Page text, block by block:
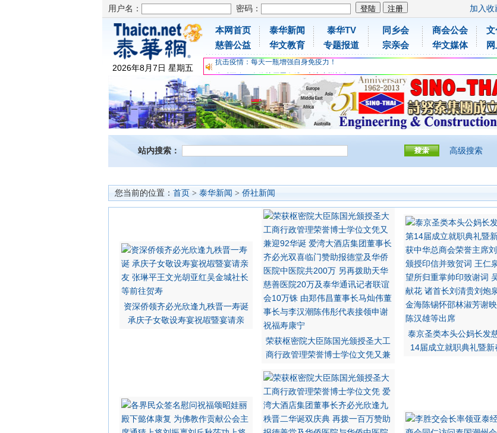
用户名： 密码： 加入收
2026年8月7日 星期五
本网首页
慈善公益
泰华新闻
华文教育
泰华TV
专题报道
同乡会
宗亲会
商会公会
华文媒体
文
为时不晚，人体胶原蛋白维C应该这样补充
关爱儿童健康，免费领取日本原装尤妮佳超立体儿童防飞沫口罩
抗击疫情：每天一瓶增强自身免疫力！
为时不晚，人体胶原蛋白维C应该这样补充
关爱儿童健康，免费领取日本原装尤妮佳超立体儿童防飞沫口罩
抗击疫情：每天一瓶增强自身免疫力！
站内搜索： 高级搜索
您当前的位置： 首页 > 泰华新闻 > 侨社新闻
资深侨领齐必光欣逢九秩晋一寿诞
承庆子女敬设寿宴祝嘏暨宴请亲
荣获枢密院大臣陈国光颁授圣大工
商行政管理荣誉博士学位文凭又兼
泰京圣类本头公妈长发
14届成立就职典礼暨新